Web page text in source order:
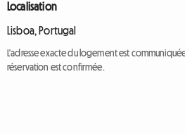
Localisation
Lisboa, Portugal
L'adresse exacte du logement est
réservation est confirmée.